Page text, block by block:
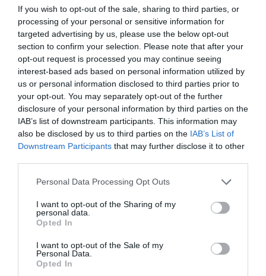
If you wish to opt-out of the sale, sharing to third parties, or
processing of your personal or sensitive information for
targeted advertising by us, please use the below opt-out
section to confirm your selection. Please note that after your
opt-out request is processed you may continue seeing
interest-based ads based on personal information utilized by
us or personal information disclosed to third parties prior to
your opt-out. You may separately opt-out of the further
disclosure of your personal information by third parties on the
IAB’s list of downstream participants. This information may
also be disclosed by us to third parties on the IAB’s List of
Downstream Participants that may further disclose it to other
Please note that this website/app uses one or more Google
not limited to your visit or usage behaviour. You may click to
grant or deny consent to Google and its third-party tags to
use your data for below specified purposes in below Google
consent section.
Personal Data Processing Opt Outs
I want to opt-out of the Sharing of my
personal data.
Opted In
I want to opt-out of the Sale of my
Personal Data.
Opted In
ΡΑΦΗΝΑ – ΘΕΟΥΤΑ σημειώσατε…
ΣΥΓΚΛΟΝΙΣΤΙΚΟΣ ΑΠΟΧΑΙΡΕΤΙΣΜΟΣ ΣΤΗ
ΡΑΦΗΝΑ ΣΤΟ «ΤΕΛΕΥΤΑΙΟ ΜΠΑΡΚΟ» ΤΟΥ
ΚΑΠΕΤΑΝ ΑΝΤΩΝΗ ΒΙΔΑΛΗ
Απαράδεκτη εμπειρία στη Ραφήνα. Φωτογραφίες από την
αναχώρηση εκείνης της ώρας…
Πρόσφατα Άρθρα
βαθυστόχαστο έργο του
07/08/2026